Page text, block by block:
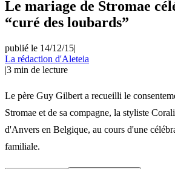
Le mariage de Stromae
“curé des loubards”
publié le 14/12/15|
La rédaction d'Aleteia
|3 min de lecture
Le père Guy Gilbert a recueilli le
Stromae et de sa compagne, la styliste
d'Anvers en Belgique, au cours d'une
familiale.